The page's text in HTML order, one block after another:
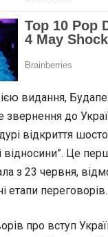
видання,
звернення до
відкриття
Це
з 23 червня,
етапи переговорів.
про вступ